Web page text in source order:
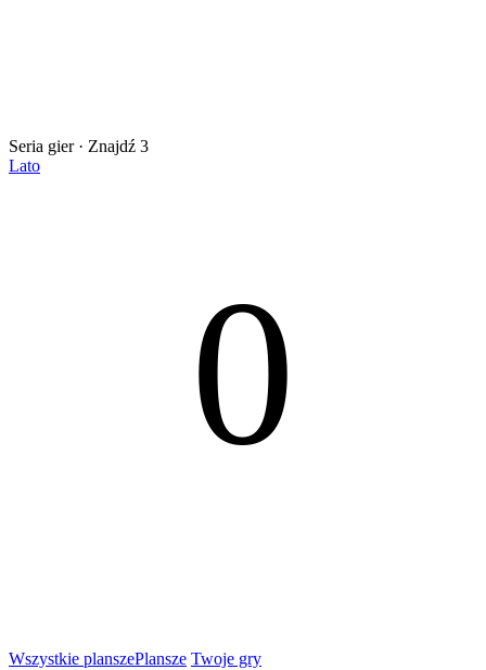
Seria gier · Znajdź 3
Lato
0
Wszystkie planszePlansze Twoje gry